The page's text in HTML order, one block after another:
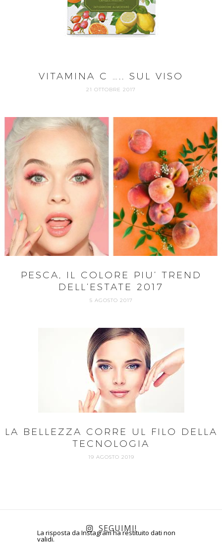
VITAMINA C ….. SUL VISO
21 OTTOBRE 2017
PESCA, IL COLORE PIU’ TREND
DELL’ESTATE 2017
5 AGOSTO 2017
LA BELLEZZA CORRE UL FILO DELLA
TECNOLOGIA
19 AGOSTO 2019
La risposta da Instagram ha restituito dati non
validi.
SEGUIMI!